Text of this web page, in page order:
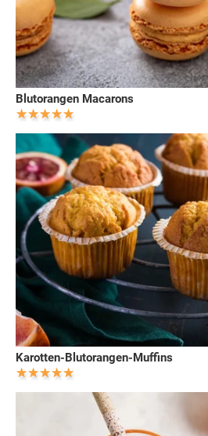
Blutorangen Macarons
Karotten-Blutorangen-Muffins